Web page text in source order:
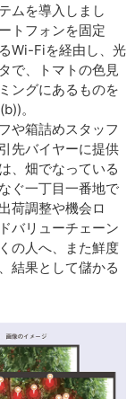
ムを導入しまし
トフォンを固定
Wi-Fiを経由し、光
で、トマトの色見
ングにあるものを
。
や箱詰めスタッフ
先バイヤーに提供
、畑でなっている
ぐ一丁目一番地で
荷調整や機会ロ
バリューチェーン
の人へ、また鮮度
結果として儲かる